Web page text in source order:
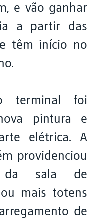
e vão ganhar
a partir das
têm início no
terminal foi
pintura e
elétrica. A
providenciou
da sala de
mais totens
de